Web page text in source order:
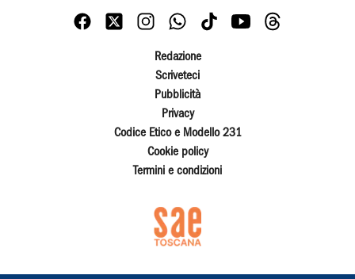
Redazione
Scriveteci
Pubblicità
Privacy
Codice Etico e Modello 231
Cookie policy
Termini e condizioni